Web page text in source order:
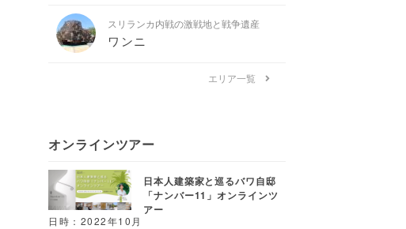
スリランカ内戦の激戦地と戦争遺産
ワンニ
エリア一覧
オンラインツアー
日本人建築家と巡るバワ自邸
「ナンバー11」オンラインツ
アー
日時：2022年10月